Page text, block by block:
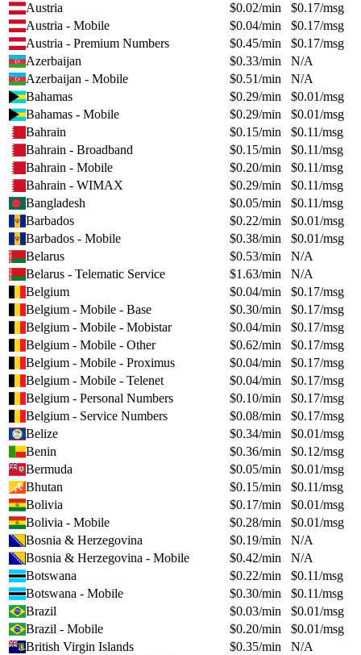
Austria
$0.02/min $0.17/msg
Austria - Mobile
$0.04/min $0.17/msg
Austria - Premium Numbers
$0.45/min $0.17/msg
Azerbaijan
$0.33/min
N/A
Azerbaijan - Mobile
$0.51/min
N/A
Bahamas
$0.29/min $0.01/msg
Bahamas - Mobile
$0.29/min $0.01/msg
Bahrain
$0.15/min $0.11/msg
Bahrain - Broadband
$0.15/min $0.11/msg
Bahrain - Mobile
$0.20/min $0.11/msg
Bahrain - WIMAX
$0.29/min $0.11/msg
Bangladesh
$0.05/min $0.11/msg
Barbados
$0.22/min $0.01/msg
Barbados - Mobile
$0.38/min $0.01/msg
Belarus
$0.53/min
N/A
Belarus - Telematic Service
$1.63/min
N/A
Belgium
$0.04/min $0.17/msg
Belgium - Mobile - Base
$0.30/min $0.17/msg
Belgium - Mobile - Mobistar
$0.04/min $0.17/msg
Belgium - Mobile - Other
$0.62/min $0.17/msg
Belgium - Mobile - Proximus
$0.04/min $0.17/msg
Belgium - Mobile - Telenet
$0.04/min $0.17/msg
Belgium - Personal Numbers
$0.10/min $0.17/msg
Belgium - Service Numbers
$0.08/min $0.17/msg
Belize
$0.34/min $0.01/msg
Benin
$0.36/min $0.12/msg
Bermuda
$0.05/min $0.01/msg
Bhutan
$0.15/min $0.11/msg
Bolivia
$0.17/min $0.01/msg
Bolivia - Mobile
$0.28/min $0.01/msg
Bosnia & Herzegovina
$0.19/min
N/A
Bosnia & Herzegovina - Mobile
$0.42/min
N/A
Botswana
$0.22/min $0.11/msg
Botswana - Mobile
$0.30/min $0.11/msg
Brazil
$0.03/min $0.01/msg
Brazil - Mobile
$0.20/min $0.01/msg
British Virgin Islands
$0.35/min
N/A